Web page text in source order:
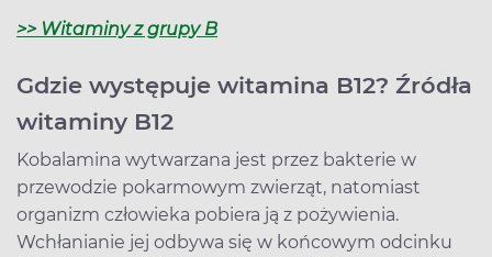
>> Witaminy z grupy B
Gdzie występuje witamina B12? Źródła
witaminy B12
Kobalamina wytwarzana jest przez bakterie w
przewodzie pokarmowym zwierząt, natomiast
organizm człowieka pobiera ją z pożywienia.
Wchłanianie jej odbywa się w końcowym odcinku